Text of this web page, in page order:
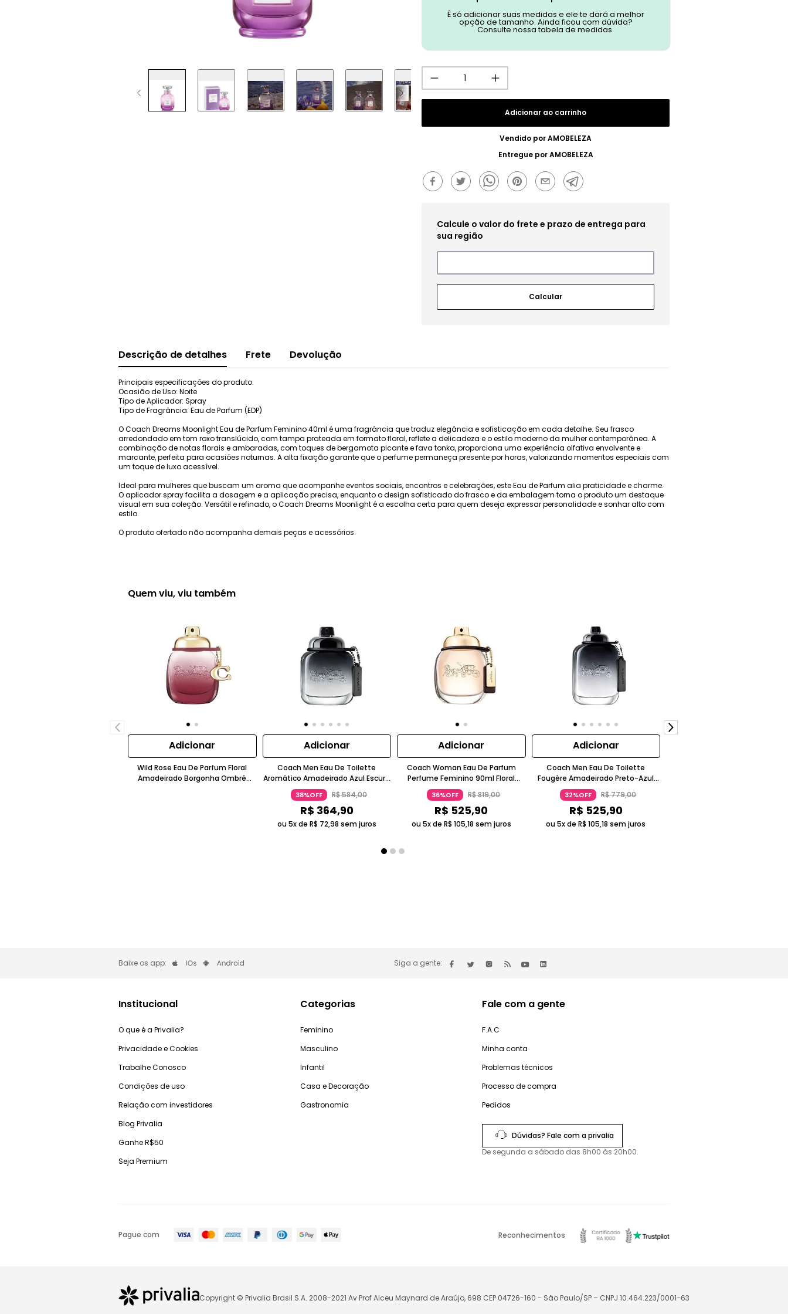
É só adicionar suas medidas e ele te dará a melhor
opção de tamanho. Ainda ficou com dúvida?
Consulte nossa tabela de medidas.
Adicionar ao carrinho
Vendido porAMOBELEZA
Entregue porAMOBELEZA
Descrição de detalhes Frete Devolução
Principais especificações do produto:
Ocasião de Uso: Noite
Tipo de Aplicador: Spray
Tipo de Fragrância: Eau de Parfum (EDP)
O Coach Dreams Moonlight Eau de Parfum Feminino 40ml é uma fragrância que traduz elegância e sofisticação em cada detalhe. Seu frasco
arredondado em tom roxo translúcido, com tampa prateada em formato floral, reflete a delicadeza e o estilo moderno da mulher contemporânea. A
combinação de notas florais e ambaradas, com toques de bergamota picante e fava tonka, proporciona uma experiência olfativa envolvente e
marcante, perfeita para ocasiões noturnas. A alta fixação garante que o perfume permaneça presente por horas, valorizando momentos especiais com
um toque de luxo acessível.
Ideal para mulheres que buscam um aroma que acompanhe eventos sociais, encontros e celebrações, este Eau de Parfum alia praticidade e charme.
O aplicador spray facilita a dosagem e a aplicação precisa, enquanto o design sofisticado do frasco e da embalagem torna o produto um destaque
visual em sua coleção. Versátil e refinado, o Coach Dreams Moonlight é a escolha certa para quem deseja expressar personalidade e sonhar alto com
estilo.
O produto ofertado não acompanha demais peças e acessórios.
Quem viu, viu também
Adicionar
Wild Rose Eau De Parfum Floral
Amadeirado Borgonha Ombré
Adicionar
Coach Men Eau De Toilette
Aromático Amadeirado Azul Escuro
Coach
38%OFF R$584,00
R$ 364,90
ou 5x de R$ 72,98 sem juros
Adicionar
Coach Woman Eau De Parfum
Perfume Feminino 90ml Floral
Frutal Framboesa Rosa Camurça
Coach
36%OFF R$819,00
R$ 525,90
ou 5x de R$ 105,18 sem juros
Adicionar
Coach Men Eau De Toilette
Fougère Amadeirado Preto-Azul
Coach
32%OFF R$779,00
R$ 525,90
ou 5x deR$ 105,18 sem juros
Baixe os app: Siga a gente:
Institucional
O que é a Privalia?
Privacidade e Cookies
Trabalhe Conosco
Condições de uso
Relação com investidores
Blog Privalia
Ganhe R$50
Seja Premium
Categorias
Feminino
Masculino
Infantil
Casa e Decoração
Gastronomia
Fale com a gente
F.A.C
Minha conta
Problemas técnicos
Processo de compra
Pedidos
Dúvidas? Fale com a privalia
De segunda a sábado das 8h00 às 20h00.
Pague com Reconhecimentos
Copyright © Privalia Brasil S.A. 2008-2021 Av Prof Alceu Maynard de Araújo, 698 CEP 04726-160 - São Paulo/SP – CNPJ 10.464.223/0001-63